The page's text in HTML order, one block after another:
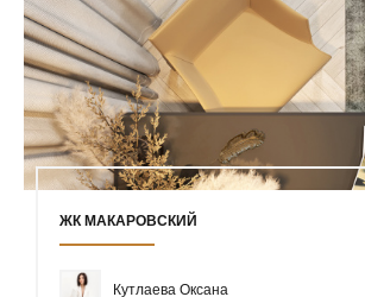
ЖК МАКАРОВСКИЙ
Кутлаева Оксана